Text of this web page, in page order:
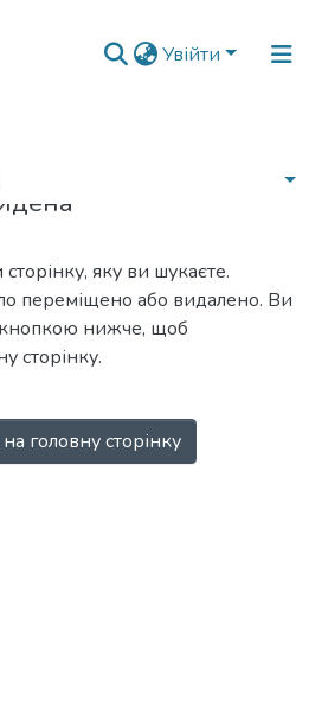
Увійти
яку ви шукаєте.
переміщено або видалено. Ви
кнопкою нижче, щоб
сторінку.
головну сторінку